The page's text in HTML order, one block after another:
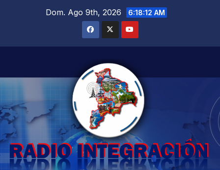
Dom. Ago 9th, 2026 6:18:14 AM